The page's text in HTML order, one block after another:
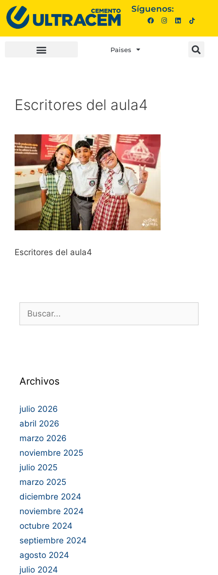
Síguenos:
Paises
Escritores del aula4
Escritores del aula4
Archivos
julio 2026
abril 2026
marzo 2026
noviembre 2025
julio 2025
marzo 2025
diciembre 2024
noviembre 2024
octubre 2024
septiembre 2024
agosto 2024
julio 2024